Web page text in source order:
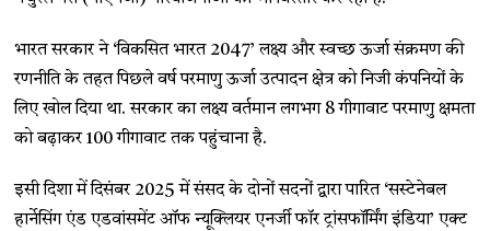
भारत सरकार ने ‘विकसित भारत 2047’ लक्ष्य और स्वच्छ ऊर्जा संक्रमण की
रणनीति के तहत पिछले वर्ष परमाणु ऊर्जा उत्पादन क्षेत्र को निजी कंपनियों के
लिए खोल दिया था. सरकार का लक्ष्य वर्तमान लगभग 8 गीगावाट परमाणु क्षमता
को बढ़ाकर 100 गीगावाट तक पहुंचाना है.
इसी दिशा में दिसंबर 2025 में संसद के दोनों सदनों द्वारा पारित ‘सस्टेनेबल
हार्नेसिंग एंड एडवांसमेंट ऑफ न्यूक्लियर एनर्जी फॉर ट्रांसफॉर्मिंग इंडिया’ एक्ट